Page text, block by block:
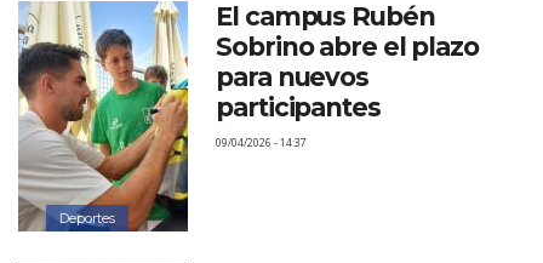
Deportes
El campus Rubén
Sobrino abre el plazo
para nuevos
participantes
09/04/2026 - 14:37